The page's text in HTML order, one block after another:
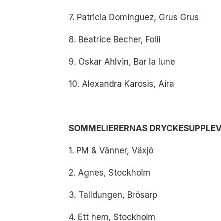
7. Patricia Dominguez, Grus Grus
8. Beatrice Becher, Folii
9. Oskar Ahlvin, Bar la lune
10. Alexandra Karosis, Aira
SOMMELIERERNAS
1. PM & Vänner, Växjö
2. Agnes, Stockholm
3. Talldungen, Brösarp
4. Ett hem, Stockholm